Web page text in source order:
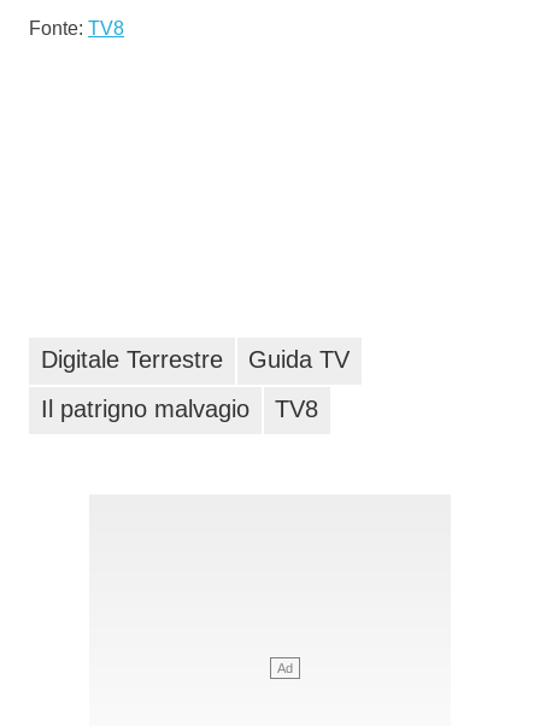
Fonte: TV8
Digitale Terrestre
Guida TV
Il patrigno malvagio
TV8